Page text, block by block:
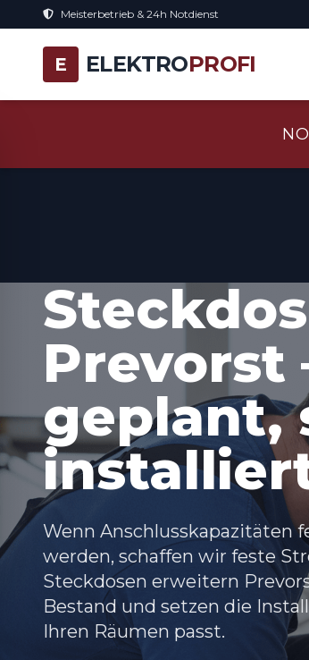
Meisterbetrieb & 24h Notdienst
E ELEKTROPROFI
Prevorst
geplant,
Wenn Anschlusskapazitäten
werden, schaffen wir feste
Steckdosen erweitern
Bestand und setzen die
Ihren Räumen passt.